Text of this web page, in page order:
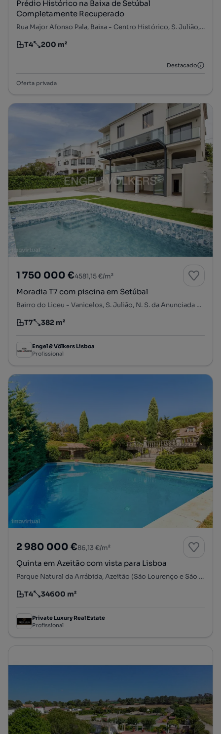
Prédio Histórico na Baixa de Setúbal
Completamente Recuperado
Rua Major Afonso Pala, Baixa - Centro Histórico, S. Julião, N. S. da Anunciada e S. Maria da Graça, Setúbal, Setúbal
Tipologia
T4
Preço por metro quadrado
200 m²
Destacado
Oferta privada
1 750 000 €4581,15 €/m²
Moradia T7 com piscina em Setúbal
Bairro do Liceu - Vanicelos, S. Julião, N. S. da Anunciada e S. Maria da Graça, Setúbal, Setúbal
Tipologia
T7
Preço por metro quadrado
382 m²
Engel & Völkers Lisboa
Profissional
2 980 000 €86,13 €/m²
Quinta em Azeitão com vista para Lisboa
Parque Natural da Arrábida, Azeitão (São Lourenço e São Simão), Setúbal, Setúbal
Tipologia
T4
Preço por metro quadrado
34600 m²
Private Luxury Real Estate
Profissional